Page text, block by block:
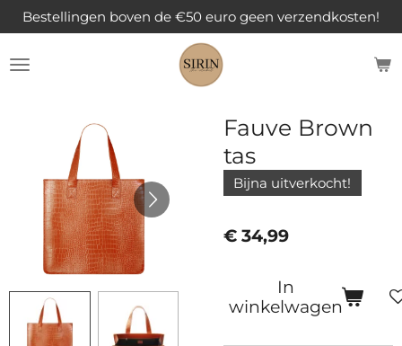
Ga
direct
naar
Bestellingen boven de €50 euro geen verzendkosten!
Fauve Brown
tas
Bijna uitverkocht!
€ 34,99
In
winkelwagen